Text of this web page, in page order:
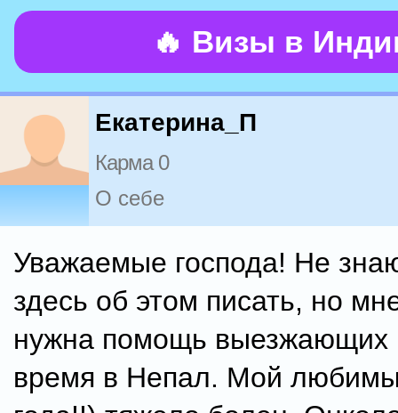
🔥 Визы в
Екатерина_П
Карма 0
О себе
Уважаемые господа! Не
здесь об этом писать, но
нужна помощь выезжающих
время в Непал. Мой